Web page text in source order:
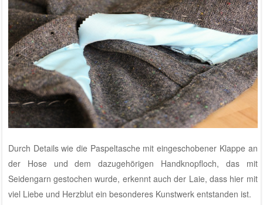
Durch Details wie die Paspeltasche mit eingeschobener Klappe an
der Hose und dem dazugehörigen Handknopfloch, das mit
Seidengarn gestochen wurde, erkennt auch der Laie, dass hier mit
viel Liebe und Herzblut ein besonderes Kunstwerk entstanden ist.